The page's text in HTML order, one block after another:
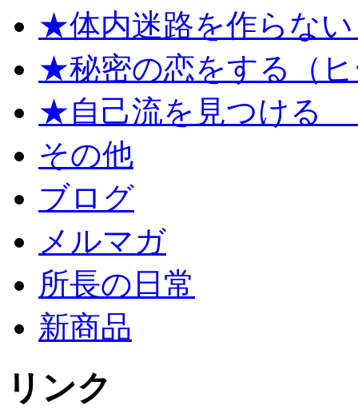
★体内迷路を作らな
★秘密の恋をする（
★自己流を見つける
その他
ブログ
メルマガ
所長の日常
新商品
リンク